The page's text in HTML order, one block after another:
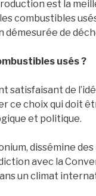
est la
combustibles
de
usés ?
satisfaisant de
ce choix qui doit
et politique.
dissémine
avec la
un climat